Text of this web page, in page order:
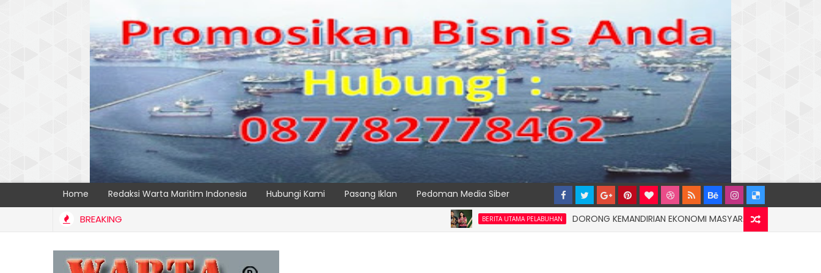
Home Redaksi Warta Maritim Indonesia Hubungi Kami Pasang Iklan Pedoman Media Siber
BREAKING BERITA UTAMA PELABUHAN DORONG KEMANDIRIAN EKONOMI MASYARAKAT PESISIR, PT